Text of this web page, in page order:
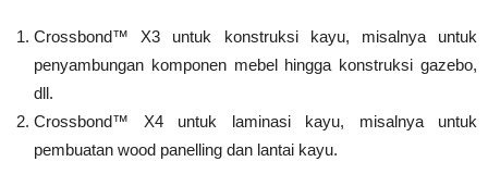
Crossbond™ X3 untuk konstruksi kayu, misalnya untuk
penyambungan komponen mebel hingga konstruksi gazebo,
dll.
Crossbond™ X4 untuk laminasi kayu, misalnya untuk
pembuatan wood panelling dan lantai kayu.